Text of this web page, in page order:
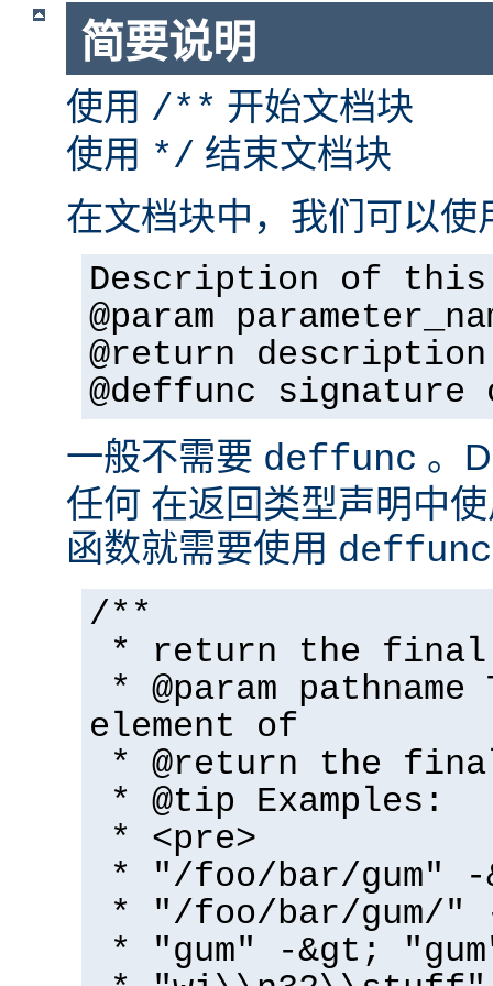
简要说明
使用 /** 开始文档块
使用 */ 结束文档块
在文档块中，我们可以使
Description of this
@param
@return description
@deffunc
一般不需要 deffunc 。
任何 在返回类型声明中
函数就需要使用 deffunc
/**
* return the final
* @param
element of
* @return the
* @tip Examples:
* <pre>
* "/foo/bar/gum" -
* "/foo/bar/gum/"
* "gum" -&gt;